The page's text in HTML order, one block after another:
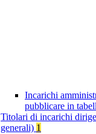
Incarichi
pubblicare in
Titolari di incarichi
generali) 1